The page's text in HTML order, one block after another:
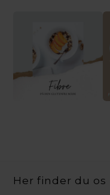
Her finder du os